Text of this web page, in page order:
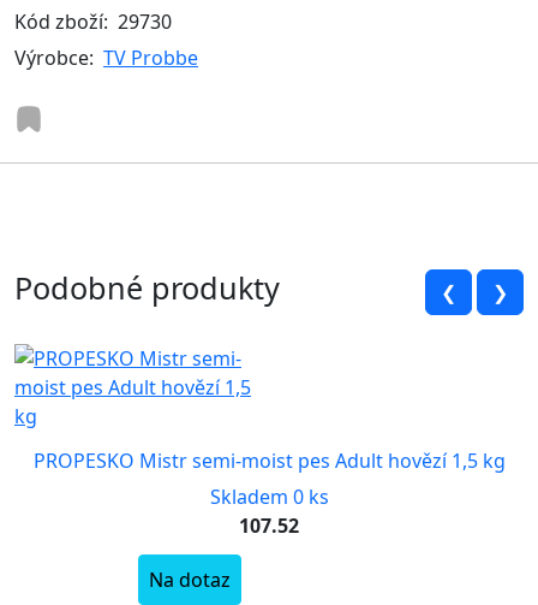
Kód zboží: 29730
Výrobce: TV Probbe
Podobné produkty ❮ ❯
PROPESKO Mistr semi-moist pes Adult hovězí 1,5 kg
Skladem 0 ks
107.52
Na dotaz